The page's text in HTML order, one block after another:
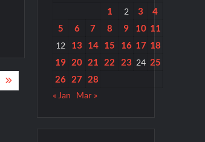
1 2 3
4
5
6 7 8 9 10 11
12 13 14 15 16 17 18
19 20 21 22 23 24 25
26 27 28
« Jan Mar »